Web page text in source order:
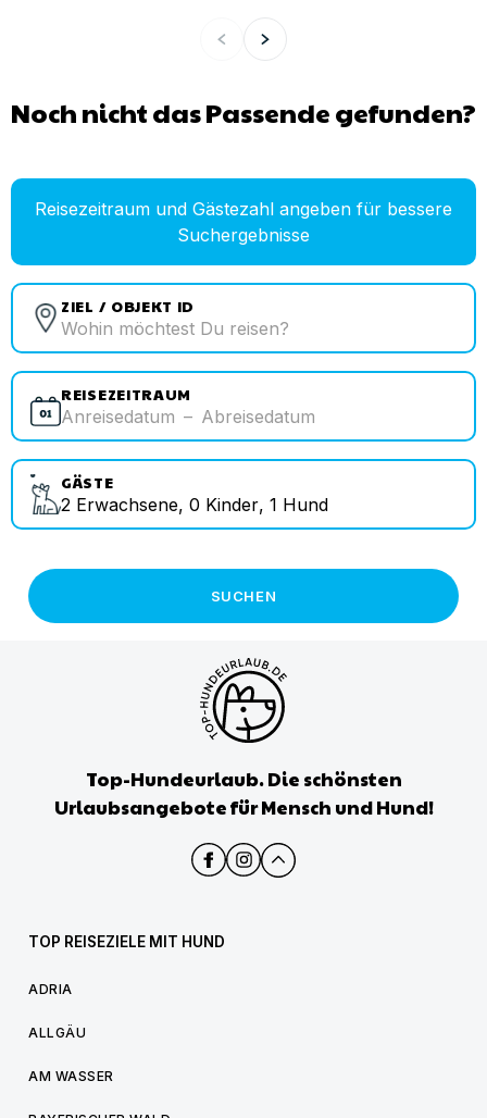
Noch nicht das Passende gefunden?
Reisezeitraum und Gästezahl angeben für bessere
Suchergebnisse
ZIEL / OBJEKT ID
REISEZEITRAUM
Anreisedatum – Abreisedatum
GÄSTE
2 Erwachsene, 0 Kinder, 1 Hund
SUCHEN
Top-Hundeurlaub. Die schönsten
Urlaubsangebote für Mensch und Hund!
TOP REISEZIELE MIT HUND
ADRIA
ALLGÄU
AM WASSER